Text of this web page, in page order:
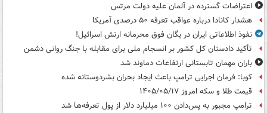
اعتراضات گسترده در آلمان علیه دولت مرتس
هشدار کانادا درباره عواقب تعرفه ۵۰ درصدی آمریکا
نفوذ اطلاعاتی ایران در یگان فوق محرمانه ارتش اسرائیل!
تأکید دادستان کل کشور بر انسجام ملی برای مقابله با جنگ روانی دشمن
باران مهمان تابستانی ارتفاعات دماوند شد
کوبا: فرمان اجرایی ترامپ باعث ایجاد بحران بشردوستانه شده
قیمت طلا و سکه امروز ۱۴۰۵/۰۵/۱۷
ترامپ مجبور به پس‌دادن ۱۰۰ میلیارد دلار از پول تعرفه‌ها شد